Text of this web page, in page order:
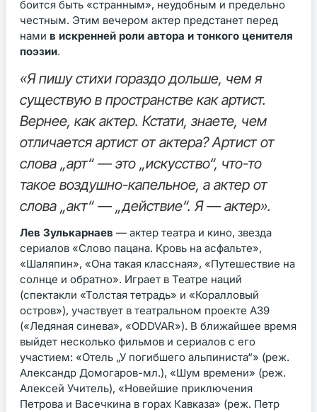
боится быть «странным», неудобным и предельно
честным. Этим вечером актер предстанет перед
нами в искренней роли автора и тонкого ценителя
поэзии.
«Я пишу стихи гораздо дольше, чем я
существую в пространстве как артист.
Вернее, как актер. Кстати, знаете, чем
отличается артист от актера? Артист от
слова „арт“ — это „искусство“, что-то
такое воздушно-капельное, а актер от
слова „акт“ — „действие“. Я — актер».
Лев Зулькарнаев — актер театра и кино, звезда
сериалов «Слово пацана. Кровь на асфальте»,
«Шаляпин», «Она такая классная», «Путешествие на
солнце и обратно». Играет в Театре наций
(спектакли «Толстая тетрадь» и «Коралловый
остров»), участвует в театральном проекте А39
(«Ледяная синева», «ODDVAR»). В ближайшее время
выйдет несколько фильмов и сериалов с его
участием: «Отель „У погибшего альпиниста“» (реж.
Александр Домогаров-мл.), «Шум времени» (реж.
Алексей Учитель), «Новейшие приключения
Петрова и Васечкина в горах Кавказа» (реж. Петр